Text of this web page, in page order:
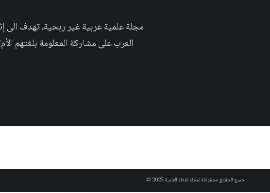
العرب على مشاركة المعلومة بلغتهم الأم٬ حتى تأخد هذه اللغة دوراً اكبر على صعيد العلوم التجريبية والإجتماعية.
جميع الحقوق محفوظة لمجلة نقطة العلمية 2025 ©